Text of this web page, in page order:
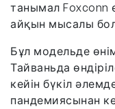
танымал Foxconn
айқын мысалы
Бұл модельде
Тайваньда
кейін бүкіл
пандемиясынан